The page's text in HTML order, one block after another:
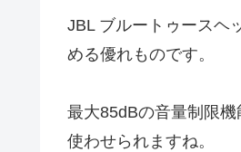
JBL ブルートゥースヘ
める優れものです。
最大85dBの音量制限
使わせられますね。